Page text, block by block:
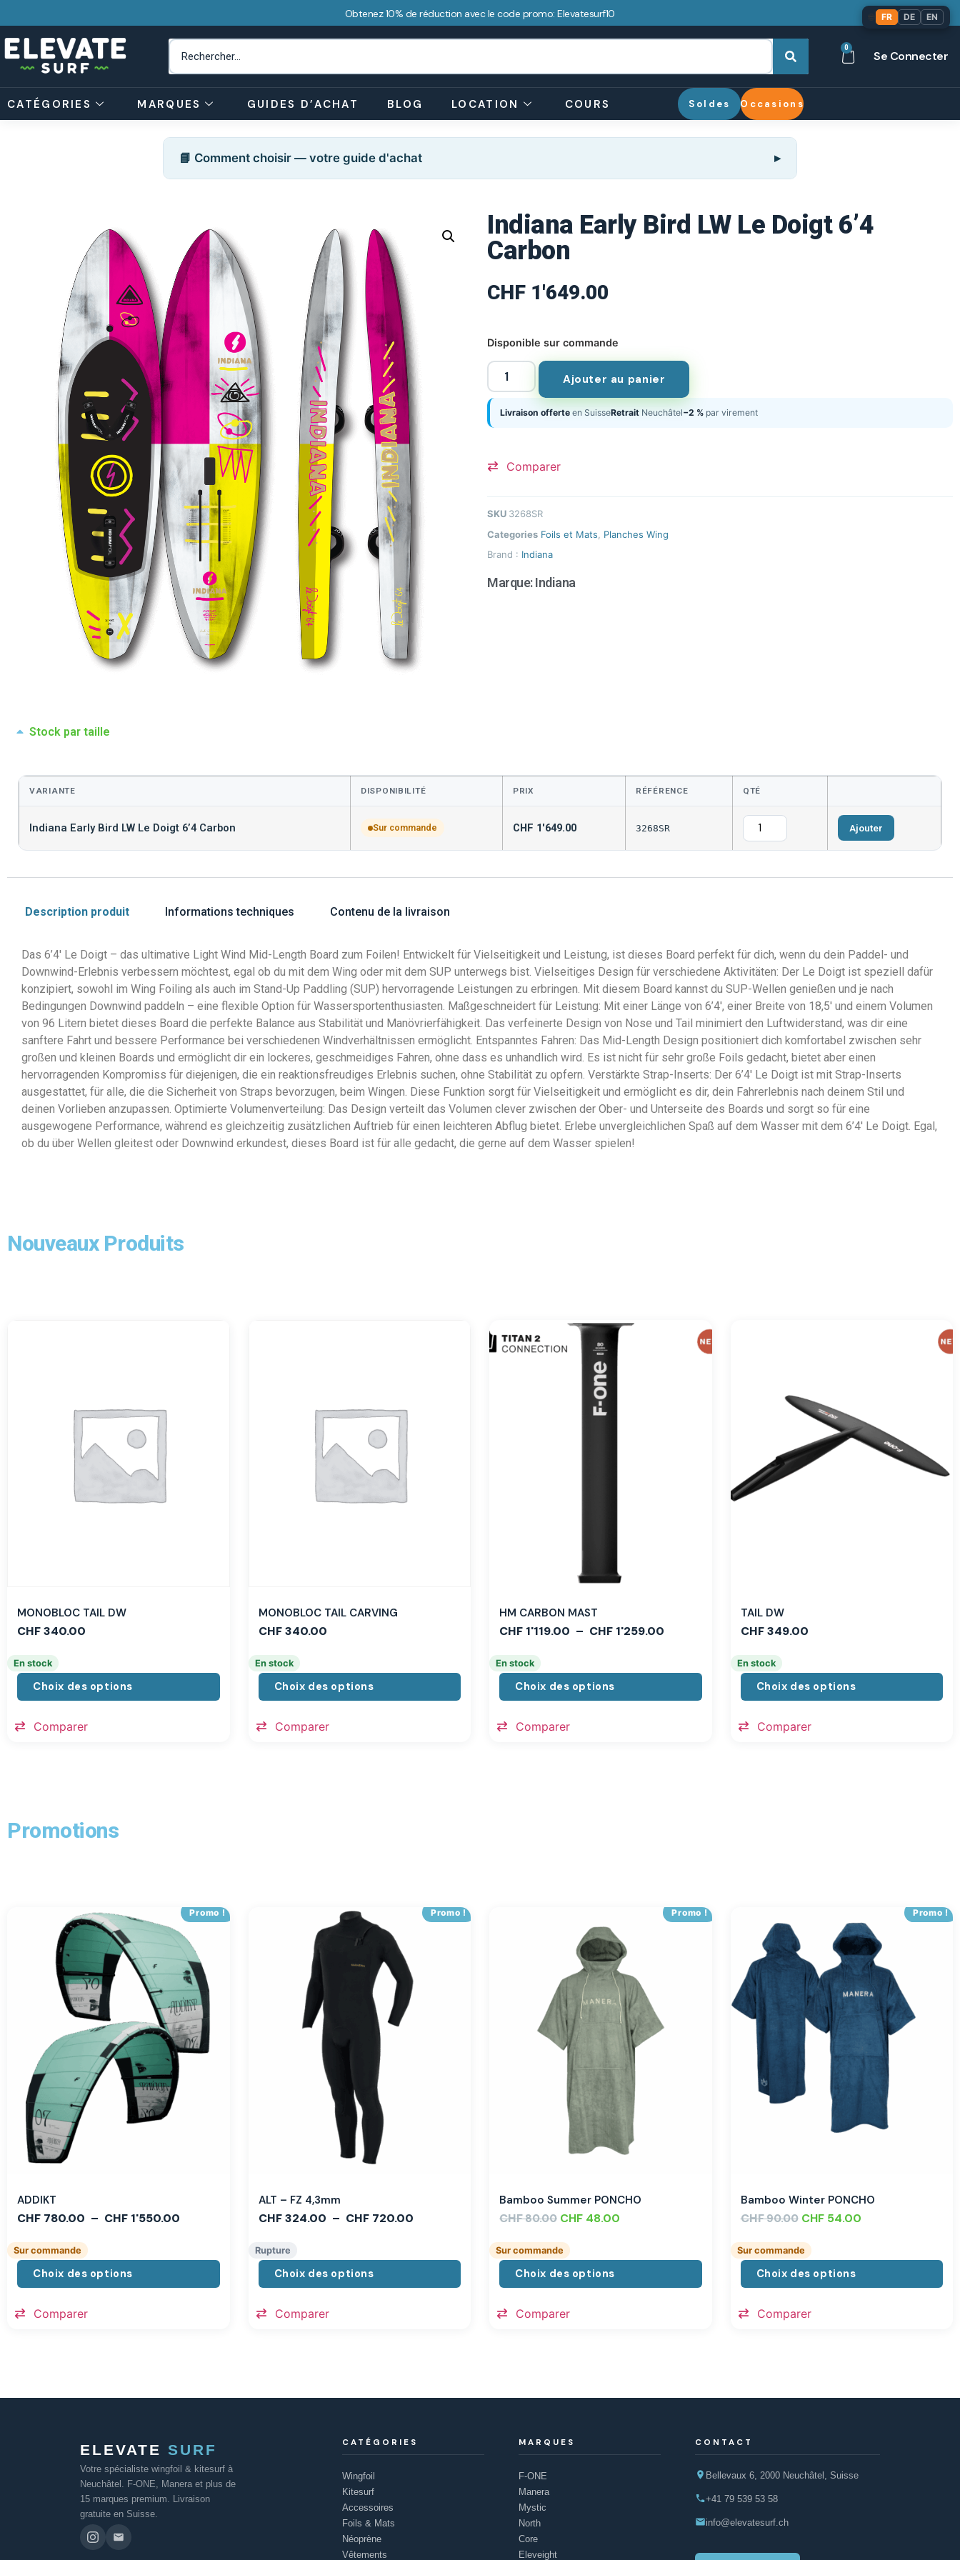
Obtenez 10% de réduction avec le code promo: Elevatesurf10
0
Se Connecter
CATÉGORIES MARQUES GUIDES D’ACHAT BLOG LOCATION COURS Soldes Occasions
📘 Comment choisir — votre guide d'achat
Indiana Early Bird LW Le Doigt 6’4
Carbon
CHF 1'649.00
Disponible sur commande
Ajouter au panier
Livraison offerte en SuisseRetrait Neuchâtel−2 % par virement
Comparer
SKU 3268SR
Categories Foils et Mats
Planches Wing
Brand : Indiana
Marque:Indiana
Stock par taille
VARIANTE DISPONIBILITÉ PRIX RÉFÉRENCE QTÉ
Indiana Early Bird LW Le Doigt 6’4 Carbon Sur commande CHF 1'649.00 3268SR Ajouter
Description produit Informations techniques Contenu de la livraison
Das 6’4′ Le Doigt – das ultimative Light Wind Mid-Length Board zum Foilen! Entwickelt für Vielseitigkeit und Leistung, ist dieses Board perfekt für dich, wenn du dein Paddel- und
Downwind-Erlebnis verbessern möchtest, egal ob du mit dem Wing oder mit dem SUP unterwegs bist. Vielseitiges Design für verschiedene Aktivitäten: Der Le Doigt ist speziell dafür
konzipiert, sowohl im Wing Foiling als auch im Stand-Up Paddling (SUP) hervorragende Leistungen zu erbringen. Mit diesem Board kannst du SUP-Wellen genießen und je nach
Bedingungen Downwind paddeln – eine flexible Option für Wassersportenthusiasten. Maßgeschneidert für Leistung: Mit einer Länge von 6’4′, einer Breite von 18,5′ und einem Volumen
von 96 Litern bietet dieses Board die perfekte Balance aus Stabilität und Manövrierfähigkeit. Das verfeinerte Design von Nose und Tail minimiert den Luftwiderstand, was dir eine
sanftere Fahrt und bessere Performance bei verschiedenen Windverhältnissen ermöglicht. Entspanntes Fahren: Das Mid-Length Design positioniert dich komfortabel zwischen sehr
großen und kleinen Boards und ermöglicht dir ein lockeres, geschmeidiges Fahren, ohne dass es unhandlich wird. Es ist nicht für sehr große Foils gedacht, bietet aber einen
hervorragenden Kompromiss für diejenigen, die ein reaktionsfreudiges Erlebnis suchen, ohne Stabilität zu opfern. Verstärkte Strap-Inserts: Der 6’4′ Le Doigt ist mit Strap-Inserts
ausgestattet, für alle, die die Sicherheit von Straps bevorzugen, beim Wingen. Diese Funktion sorgt für Vielseitigkeit und ermöglicht es dir, dein Fahrerlebnis nach deinem Stil und
deinen Vorlieben anzupassen. Optimierte Volumenverteilung: Das Design verteilt das Volumen clever zwischen der Ober- und Unterseite des Boards und sorgt so für eine
ausgewogene Performance, während es gleichzeitig zusätzlichen Auftrieb für einen leichteren Abflug bietet. Erlebe unvergleichlichen Spaß auf dem Wasser mit dem 6’4′ Le Doigt. Egal,
ob du über Wellen gleitest oder Downwind erkundest, dieses Board ist für alle gedacht, die gerne auf dem Wasser spielen!
Nouveaux Produits
MONOBLOC TAIL DW
CHF340.00
En stock
Choix des options
Comparer
MONOBLOC TAIL CARVING
CHF340.00
En stock
Choix des options
Comparer
HM CARBON MAST
CHF 1'119.00 – CHF 1'259.00
En stock
Choix des options
Comparer
TAIL DW
CHF349.00
En stock
Choix des options
Comparer
Promotions
Promo !
ADDIKT
CHF 780.00 – CHF 1'550.00
Sur commande
Choix des options
Comparer
Promo !
ALT – FZ 4,3mm
CHF324.00 – CHF720.00
Rupture
Choix des options
Comparer
Promo !
Bamboo Summer PONCHO
CHF80.00 CHF 48.00
Sur commande
Choix des options
Comparer
Promo !
Bamboo Winter PONCHO
CHF90.00 CHF54.00
Sur commande
Choix des options
Comparer
ELEVATE SURF
Votre spécialiste wingfoil & kitesurf à
Neuchâtel. F-ONE, Manera et plus de
15 marques premium. Livraison
gratuite en Suisse.
CATÉGORIES
Wingfoil
Kitesurf
Accessoires
Foils & Mats
Néoprène
Vêtements
MARQUES
F-ONE
Manera
Mystic
North
Core
Eleveight
CONTACT
Bellevaux 6, 2000 Neuchâtel, Suisse
+41 79 539 53 58
info@elevatesurf.ch
FR DE EN